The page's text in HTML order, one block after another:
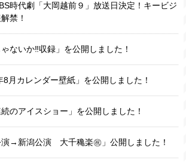
時代劇「大岡越前９」放送日決定！キービジ
禁！
ないか‼収録」を公開しました！
月カレンダー壁紙」を公開しました！
のアイスショー」を公開しました！
演→新潟公演 大千穐楽㊗️」公開しました！